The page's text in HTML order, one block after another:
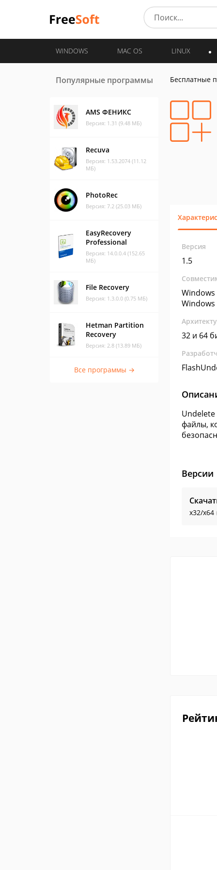
WINDOWS MAC OS LINUX
Популярные программы
AMS ФЕНИКС
Версия: 1.31 (9.48 МБ)
Recuva
Версия: 1.53.2074 (11.12
МБ)
PhotoRec
Версия: 7.2 (25.03 МБ)
EasyRecovery
Professional
Версия: 14.0.0.4 (152.65
МБ)
File Recovery
Версия: 1.3.0.0 (0.75 МБ)
Hetman Partition
Recovery
Версия: 2.8 (13.89 МБ)
Все программы →
Бесплатные
Версия
1.5
Windows
Windows
32 и 64
Undelete
файлы,
Версии
x32/x64